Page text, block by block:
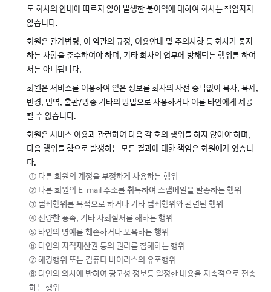
도 회사의 안내에 따르지 않아 발생한 불이익에 대하여 회사는 책임지지
않습니다.
회원은 관계법령, 이 약관의 규정, 이용안내 및 주의사항 등 회사가 통지
하는 사항을 준수하여야 하며, 기타 회사의 업무에 방해되는 행위를 하여
서는 아니됩니다.
회원은 서비스를 이용하여 얻은 정보를 회사의 사전 승낙없이 복사, 복제,
변경, 번역, 출판/방송 기타의 방법으로 사용하거나 이를 타인에게 제공
할 수 없습니다.
회원은 서비스 이용과 관련하여 다음 각 호의 행위를 하지 않아야 하며,
다음 행위를 함으로 발생하는 모든 결과에 대한 책임은 회원에게 있습니
다.
① 다른 회원의 계정을 부정하게 사용하는 행위
② 다른 회원의 E-mail 주소를 취득하여 스팸메일을 발송하는 행위
③ 범죄행위를 목적으로 하거나 기타 범죄행위와 관련된 행위
④ 선량한 풍속, 기타 사회질서를 해하는 행위
⑤ 타인의 명예를 훼손하거나 모욕하는 행위
⑥ 타인의 지적재산권 등의 권리를 침해하는 행위
⑦ 해킹행위 또는 컴퓨터 바이러스의 유포행위
⑧ 타인의 의사에 반하여 광고성 정보등 일정한 내용을 지속적으로 전송
하는 행위